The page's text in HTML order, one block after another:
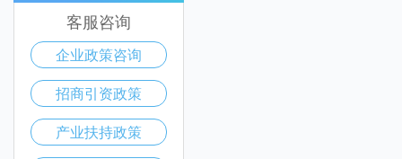
客服咨询
企业政策咨询
招商引资政策
产业扶持政策